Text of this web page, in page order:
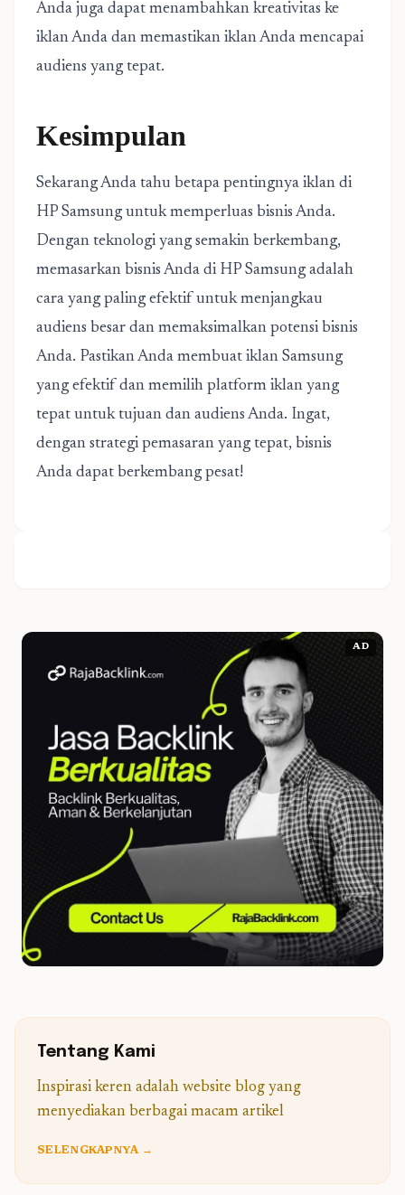
Anda juga dapat menambahkan kreativitas ke
iklan Anda dan memastikan iklan Anda mencapai
audiens yang tepat.
Kesimpulan
Sekarang Anda tahu betapa pentingnya iklan di
HP Samsung untuk memperluas bisnis Anda.
Dengan teknologi yang semakin berkembang,
memasarkan bisnis Anda di HP Samsung adalah
cara yang paling efektif untuk menjangkau
audiens besar dan memaksimalkan potensi bisnis
Anda. Pastikan Anda membuat iklan Samsung
yang efektif dan memilih platform iklan yang
tepat untuk tujuan dan audiens Anda. Ingat,
dengan strategi pemasaran yang tepat, bisnis
Anda dapat berkembang pesat!
AD
Tentang Kami
Inspirasi keren adalah website blog yang
menyediakan berbagai macam artikel
SELENGKAPNYA →